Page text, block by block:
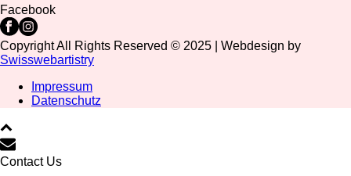
Facebook
Copyright All Rights Reserved © 2025 | Webdesign by
Swisswebartistry
Impressum
Datenschutz
Contact Us